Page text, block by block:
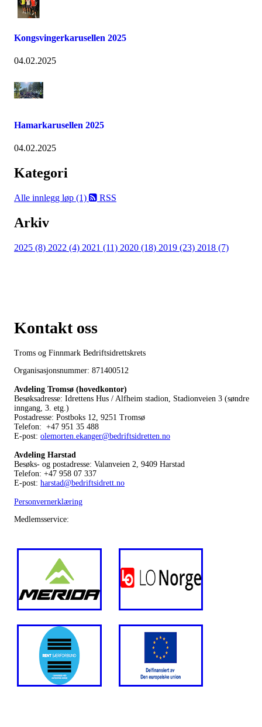
Kongsvingerkarusellen 2025
04.02.2025
Hamarkarusellen 2025
04.02.2025
Kategori
Alle innlegg løp (1) RSS
Arkiv
2025 (8) 2022 (4) 2021 (11) 2020 (18) 2019 (23) 2018 (7)
Kontakt oss
Troms og Finnmark Bedriftsidrettskrets
Organisasjonsnummer: 871400512
Avdeling Tromsø (hovedkontor)
Besøksadresse: Idrettens Hus / Alfheim stadion, Stadionveien 3 (søndre
inngang, 3. etg.)
Postadresse: Postboks 12, 9251 Tromsø
Telefon: +47 951 35 488
E-post: olemorten.ekanger@bedriftsidretten.no
Avdeling Harstad
Besøks- og postadresse: Valanveien 2, 9409 Harstad
Telefon: +47 958 07 337
E-post: harstad@bedriftsidrett.no
Personvernerklæring
Medlemsservice: